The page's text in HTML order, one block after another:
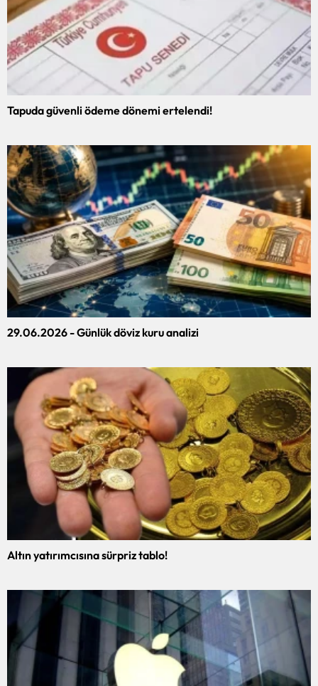
Tapuda güvenli ödeme dönemi ertelendi!
29.06.2026 - Günlük döviz kuru analizi
Altın yatırımcısına sürpriz tablo!